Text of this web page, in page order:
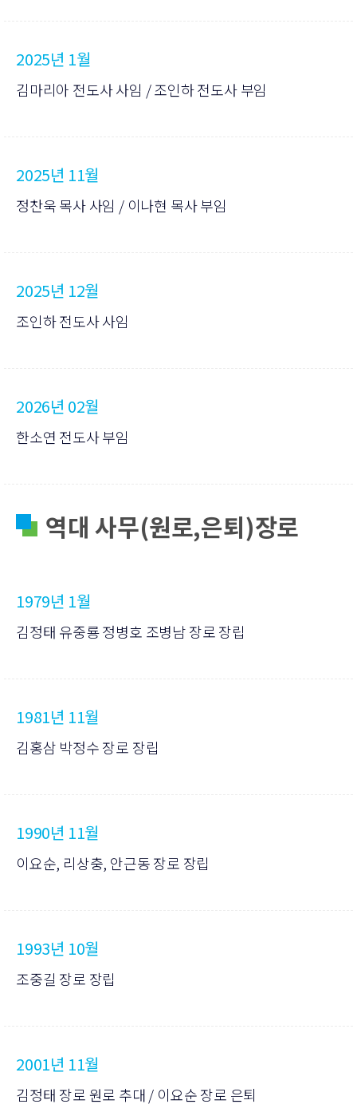
2025년 1월
김마리아 전도사 사임 / 조인하 전도사 부임
2025년 11월
정찬욱 목사 사임 / 이나현 목사 부임
2025년 12월
조인하 전도사 사임
2026년 02월
한소연 전도사 부임
역대 사무(원로,은퇴)장로
1979년 1월
김정태 유중룡 정병호 조병남 장로 장립
1981년 11월
김홍삼 박정수 장로 장립
1990년 11월
이요순, 리상충, 안근동 장로 장립
1993년 10월
조중길 장로 장립
2001년 11월
김정태 장로 원로 추대 / 이요순 장로 은퇴